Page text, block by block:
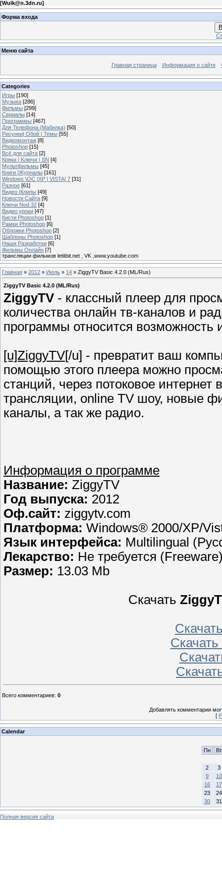
[Wulk@n.3dn.ru]
Форма входа
Меню сайта
Главная страница Информация о сайте
Categories
Игры [190]
Музыка [286]
Фильмы [299]
Сериалы [14]
Программы [467]
Для Телефона (Мабилка) [50]
Рисунки| Обой | Темы [55]
Видеомонтаж [8]
Photoshop [15]
Всё для сайта [2]
Кряки | Kлючи | SN [4]
Мультфильмы [45]
Книги |Журналы [161]
Windows \OC |XP | VISTA| 7 [31]
Разное [61]
Видео |Клипы [49]
Новости Сайта [9]
Ключи Nod 32 [4]
Видео уроки [47]
Кисти Photoshop [1]
Рамки Photoshop [6]
Обложки Photoshop [2]
Шаблоны Photoshop [1]
Наши Разработки [6]
Фильмы Онлайн [7]
трансляции фильмов letitbit.net , VK ,www.youtube.com
Главная » 2012 » Июль » 14 » ZiggyTV Basic 4.2.0 (ML/Rus)
ZiggyTV Basic 4.2.0 (ML/Rus)
ZiggyTV - классный плеер для
количества онлайн тв-каналов и
программы относится
[u]ZiggyTV[/u] - превратит ваш
помощью этого плеера можно
станций, через потоковое
трансляции, online TV шоу, новые
каналы, а так же радио.
Информация о программе
Название: ZiggyTV
Год выпуска: 2012
Оф.сайт: ziggytv.com
Платформа: Windows® 2000/XP/
Язык интерфейса: Multilingual
Лекарство: Не требуется
Размер: 13.03 Mb
Скачать
Всего комментариев: 0
Добавлять комментарии
[
Calendar
Пн Вт
2
3
9
10
16
17
23
24
30
31
Полная версия сайта